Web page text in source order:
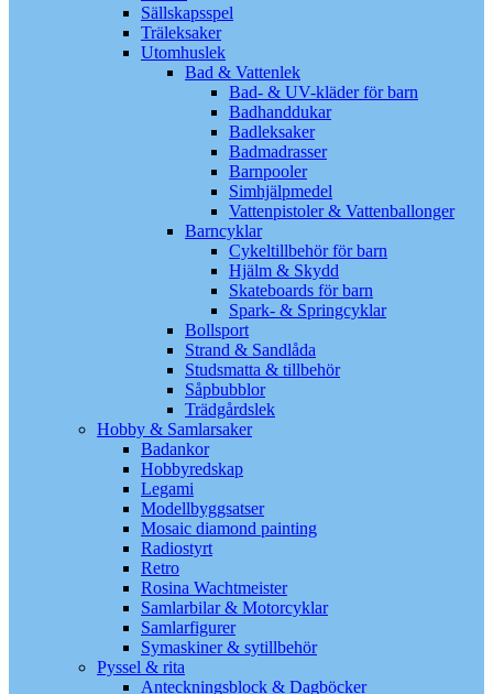
Sällskapsspel
Träleksaker
Utomhuslek
Bad & Vattenlek
Bad- & UV-kläder för barn
Badhanddukar
Badleksaker
Badmadrasser
Barnpooler
Simhjälpmedel
Vattenpistoler & Vattenballonger
Barncyklar
Cykeltillbehör för barn
Hjälm & Skydd
Skateboards för barn
Spark- & Springcyklar
Bollsport
Strand & Sandlåda
Studsmatta & tillbehör
Såpbubblor
Trädgårdslek
Hobby & Samlarsaker
Badankor
Hobbyredskap
Legami
Modellbyggsatser
Mosaic diamond painting
Radiostyrt
Retro
Rosina Wachtmeister
Samlarbilar & Motorcyklar
Samlarfigurer
Symaskiner & sytillbehör
Pyssel & rita
Anteckningsblock & Dagböcker